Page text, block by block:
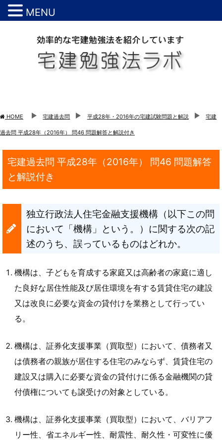
HOME 宅建過去問 平成28年・2016年の宅建試験問題と解説 宅建
過去問 平成28年（2016年） 問46 問題解答と解説付き
宅建過去問 平成28年（2016年） 問46 問題解答
と解説付き
独立行政法人住宅金融支援機構（以下この問
において「機構」という。）に関する次の記
述のうち、誤っているものはどれか。
機構は、子どもを育成する家庭又は高齢者の家庭に適し
た良好な居住性能及び居住環境を有する賃貸住宅の建設
又は改良に必要な資金の貸付けを業務として行ってい
る。
機構は、証券化支援事業（買取型）において、債務者又
は債務者の親族が居住する住宅のみならず、賃貸住宅の
建設又は購入に必要な資金の貸付けに係る金融機関の貸
付債権についても譲受けの対象としている。
機構は、証券化支援事業（買取型）において、バリアフ
リー性、省エネルギー性、耐震性、耐久性・可変性に優
MENU